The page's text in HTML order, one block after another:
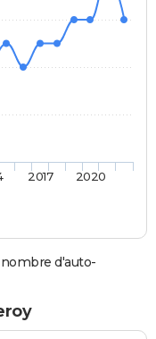
2017 2020
d'auto-